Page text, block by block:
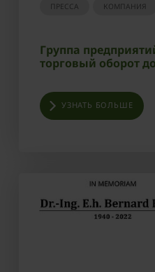
ПРЕССА КОМПАНИЯ
Группа
торговый оборот
УЗНАТЬ БОЛЬШЕ